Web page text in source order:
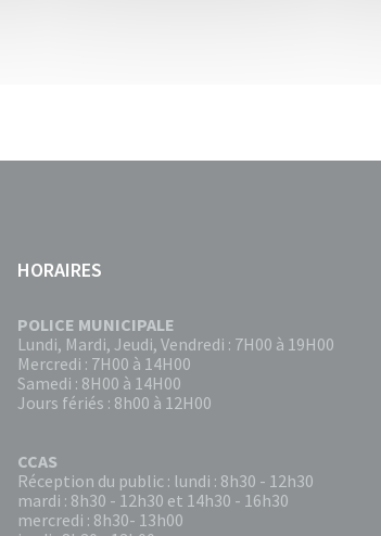
HORAIRES
POLICE MUNICIPALE
Lundi, Mardi, Jeudi, Vendredi : 7H00 à 19H00
Mercredi : 7H00 à 14H00
Samedi : 8H00 à 14H00
Jours fériés : 8h00 à 12H00
CCAS
Réception du public : lundi : 8h30 - 12h30
mardi : 8h30 - 12h30 et 14h30 - 16h30
mercredi : 8h30- 13h00